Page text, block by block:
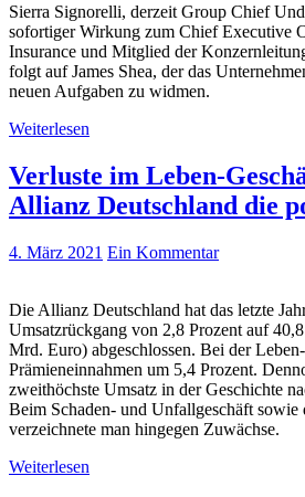
Sierra Signorelli, derzeit Group Chief
sofortiger Wirkung zum Chief Executive
Insurance und Mitglied der
folgt auf James Shea, der das
neuen Aufgaben zu widmen.
Weiterlesen
Verluste im Leben-
Allianz Deutschland die
4. März 2021 Ein Kommentar
Die Allianz Deutschland hat das letzte
Umsatzrückgang von 2,8 Prozent auf
Mrd. Euro) abgeschlossen. Bei der
Prämieneinnahmen um 5,4 Prozent.
zweithöchste Umsatz in der Geschichte
Beim Schaden- und Unfallgeschäft
verzeichnete man hingegen Zuwächse.
Weiterlesen